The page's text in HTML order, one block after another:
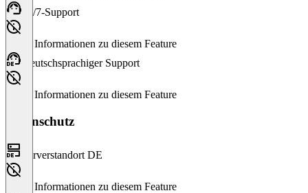
24/7-Support
Keine Informationen zu diesem Feature
Deutschsprachiger Support
Keine Informationen zu diesem Feature
Datenschutz
Serverstandort DE
Keine Informationen zu diesem Feature